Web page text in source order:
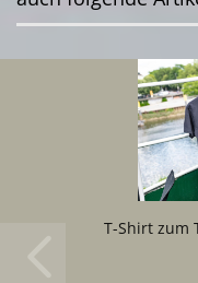
T-Shirt zum